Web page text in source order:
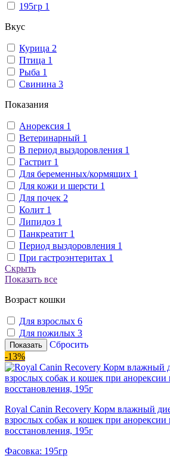
195гр 1
Вкус
Курица 2
Птица 1
Рыба 1
Свинина 3
Показания
Анорексия 1
Ветеринарный 1
В период выздоровления 1
Гастрит 1
Для беременных/кормящих 1
Для кожи и шерсти 1
Для почек 2
Колит 1
Липидоз 1
Панкреатит 1
Период выздоровления 1
При гастроэнтеритах 1
Скрыть
Показать все
Возраст кошки
Для взрослых 6
Для пожилых 3
Показать
Сбросить
-13%
Royal Canin Recovery Корм влажный
взрослых собак и кошек при анорексии
восстановления, 195г
Фасовка: 195гр